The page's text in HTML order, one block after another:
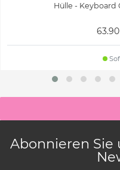
Hülle - Keyboard
Abonnieren Sie